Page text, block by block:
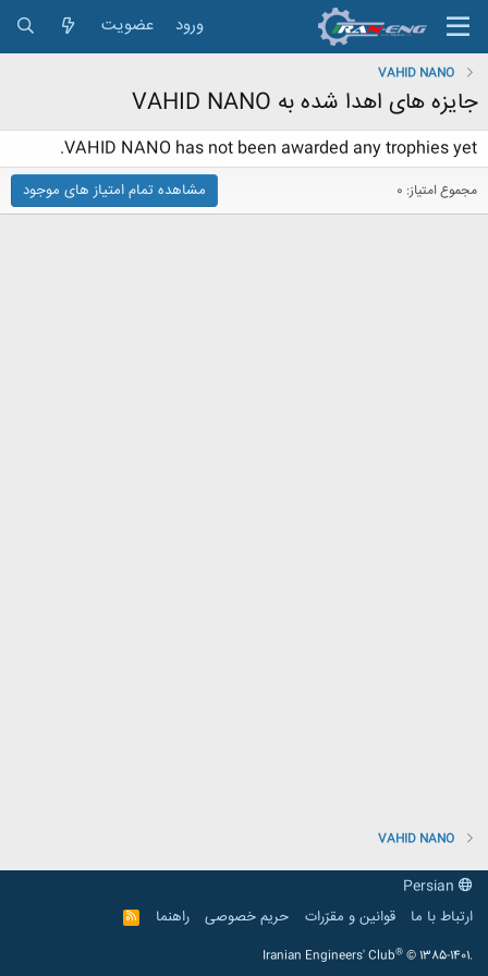
ورود عضویت
VAHID NANO
جایزه های اهدا شده به VAHID NANO
VAHID NANO has not been awarded any trophies yet.
مجموع امتیاز: 0 مشاهده تمام امتیاز های موجود
VAHID NANO
ارتباط با ما
قوانین و مقرّرات حریم خصوصی راهنما
R
S
Iranian Engineers' Club® © 1385-1401.